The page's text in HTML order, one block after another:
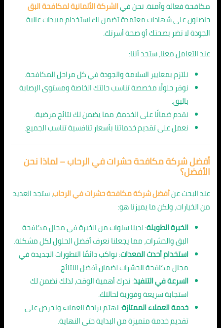
مكافحة فعالة وآمنة. نحن فيالشركة الألمانية لمكافحة البق
حاصلون على شهادات معتمدة تضمن لك استخدام مبيدات عالية
الجودة لا تضر بصحتك أو صحة أسرتك.
عند التعامل معنا، ستجد أننا:
نلتزم بمعايير السلامة والجودة في كل مراحل المكافحة.
نوفر حلولًا مخصصة تناسب حالتك الخاصة ومستوى الإصابة
بالبق.
نقدم ضمانًا على الخدمة، مما يضمن لك نتائج مرضية.
نعمل على تقديم خدماتنا بأسعار تنافسية تناسب الجميع.
أفضل شركة مكافحة حشرات في الرحاب – لماذا نحن
الأفضل؟
عند البحث عنأفضل شركة مكافحة حشرات في الرحاب، ستجد العديد
من الخيارات، ولكن ما يميزنا هو:
الخبرة الطويلة: لدينا سنوات من الخبرة في مجال مكافحة
البق والحشرات، مما يجعلنا نعرف أفضل الحلول لكل مشكلة.
استخدام أحدث المعدات: نواكب دائمًا التطورات الجديدة في
مجال مكافحة الحشرات لضمان أفضل النتائج.
السرعة في التنفيذ: ندرك أهمية الوقت، لذلك نضمن لك
استجابة سريعة وفورية لحالتك.
خدمة العملاء الممتازة: نهتم براحة العملاء ونحرص على
تقديم خدمة متميزة من البداية حتى النهاية.